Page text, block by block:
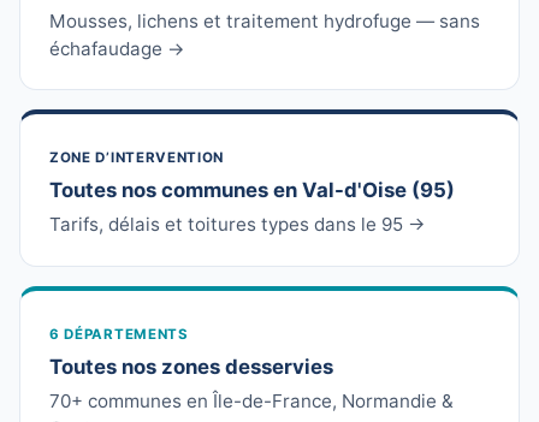
Mousses, lichens et traitement hydrofuge — sans
échafaudage →
ZONE D’INTERVENTION
Toutes nos communes en Val-d'Oise (95)
Tarifs, délais et toitures types dans le 95 →
6 DÉPARTEMENTS
Toutes nos zones desservies
70+ communes en Île-de-France, Normandie &